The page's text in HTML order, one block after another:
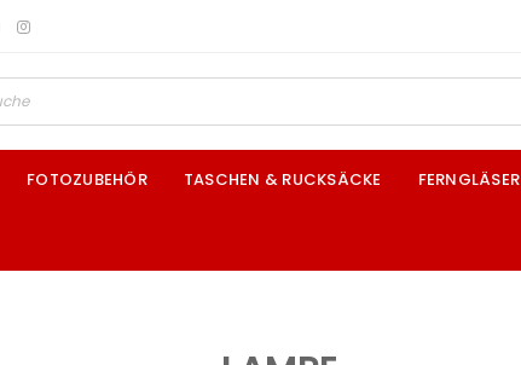
FOTOZUBEHÖR TASCHEN & RUCKSÄCKE FERNGLÄSER